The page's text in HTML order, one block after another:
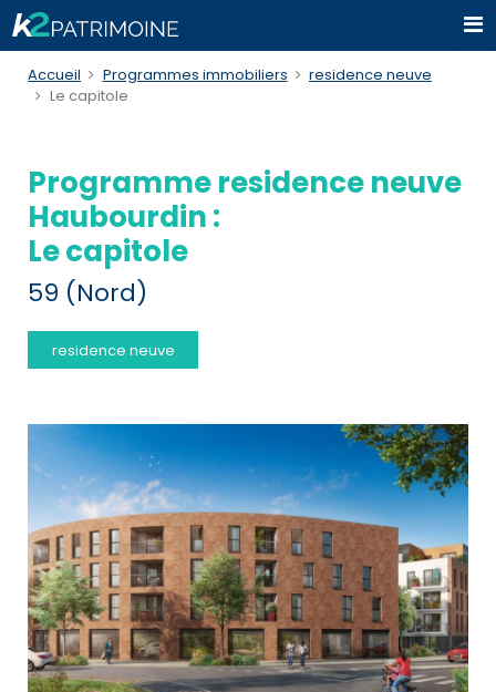
Accueil Programmes immobiliers
residence neuve
Le capitole
Programme residence neuve
Haubourdin :
Le capitole
59 (Nord)
residence neuve